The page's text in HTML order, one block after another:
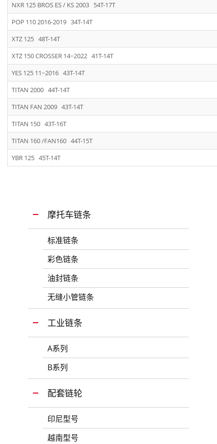
NXR 125 BROS ES / KS 2003 54T-17T
POP 110 2016-2019 34T-14T
XTZ 125 48T-14T
XTZ 150 CROSSER 14~2022 41T-14T
YES 125 11~2016 43T-14T
TITAN 2000 44T-14T
TITAN FAN 2009 43T-14T
TITAN 150 43T-16T
TITAN 160 /FAN160 44T-15T
YBR 125 45T-14T
摩托车链条
标准链条
彩色链条
油封链条
无缝小管链条
工业链条
A系列
B系列
配套链轮
印尼型号
越南型号